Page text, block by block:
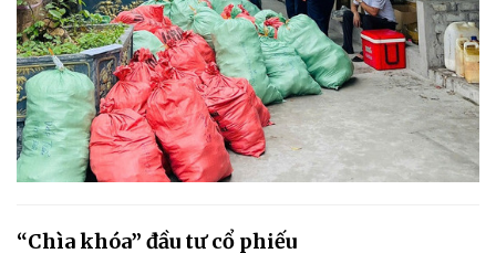
“Chìa khóa” đầu tư cổ phiếu